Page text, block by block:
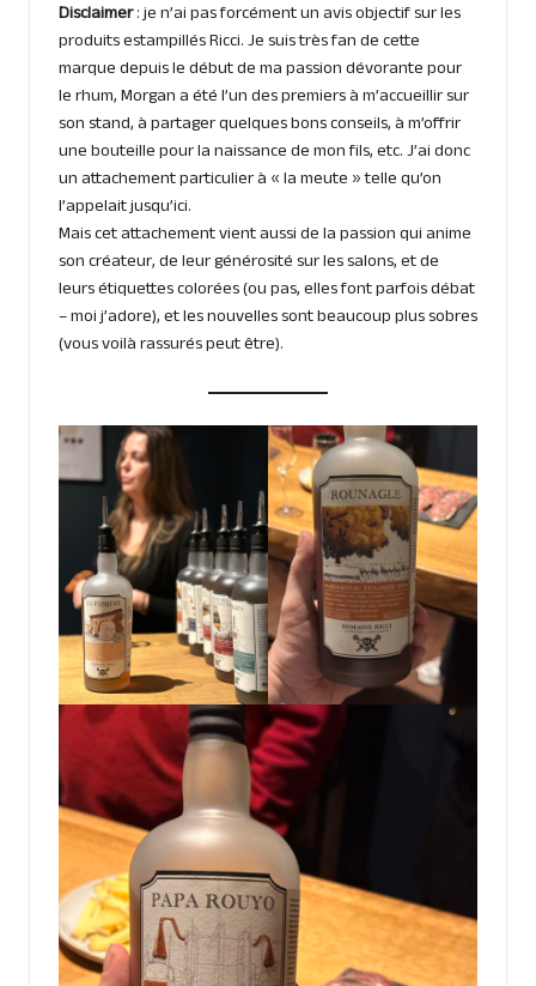
Disclaimer: je n’ai pas forcément un avis objectif sur les
produits estampillés Ricci. Je suis très fan de cette
marque depuis le début de ma passion dévorante pour
le rhum, Morgan a été l’un des premiers à m’accueillir sur
son stand, à partager quelques bons conseils, à m’offrir
une bouteille pour la naissance de mon fils, etc. J’ai donc
un attachement particulier à « la meute » telle qu’on
l’appelait jusqu’ici.
Mais cet attachement vient aussi de la passion qui anime
son créateur, de leur générosité sur les salons, et de
leurs étiquettes colorées (ou pas, elles font parfois débat
– moi j’adore), et les nouvelles sont beaucoup plus sobres
(vous voilà rassurés peut être).